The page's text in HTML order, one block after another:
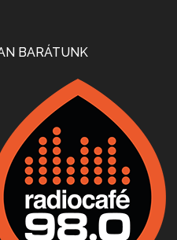
Apr 9, 2026 • 00:37:17
Apr 3, 2026 • 00:36:07
BARÁTUNK